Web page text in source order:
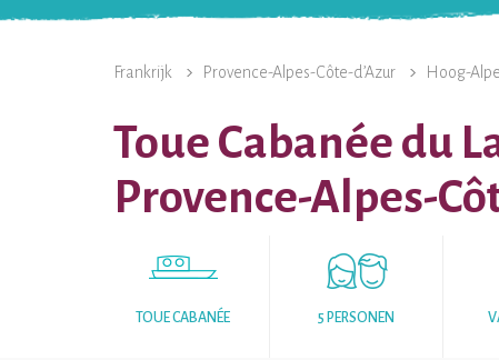
Frankrijk Provence-Alpes-Côte-d’Azur Hoog-
Toue Cabanée du
Provence-Alpes-
TOUE CABANÉE 5 PERSONEN